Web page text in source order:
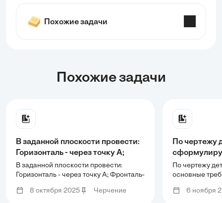
Похожие задачи
Похожие задачи
В заданной плоскости провести:
Горизонталь - через точку А;
Фронталь- через точку В; Линию
ската - через точку пересечения
горизонтали и фронтали. Найти
натуральную величину линии
В заданной плоскости провести:
Горизонталь - через точку А; Фронталь-
точку пересечения горизонтали и
8 октября 2025 Черчение
По чертежу
требования
размеров,
качества
По чертежу
основные
6 ноября